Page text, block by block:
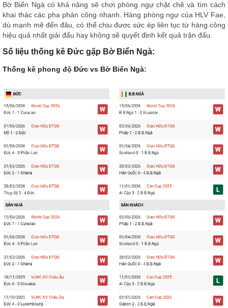
Bờ Biển Ngà có khả năng sẽ chơi phòng ngự chặt chẽ và tìm cách
khai thác các pha phản công nhanh. Hàng phòng ngự của HLV Fae,
dù mạnh mẽ đến đâu, có thể chịu được sức ép liên tục từ hàng công
hiệu quả nhất giải đấu hay không sẽ quyết định kết quả trận đấu.
Số liệu thống kê Đức gặp Bờ Biển Ngà:
Thống kê phong độ Đức vs Bờ Biển Ngà: